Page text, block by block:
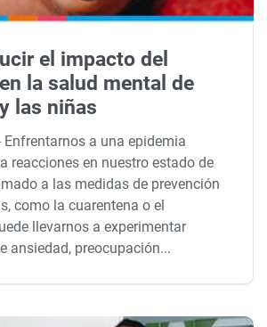
el impacto del
la salud mental de
las niñas
Enfrentarnos a una epidemia
reacciones en nuestro estado de
a las medidas de prevención
como la cuarentena o el
llevarnos a experimentar
ansiedad, preocupación...